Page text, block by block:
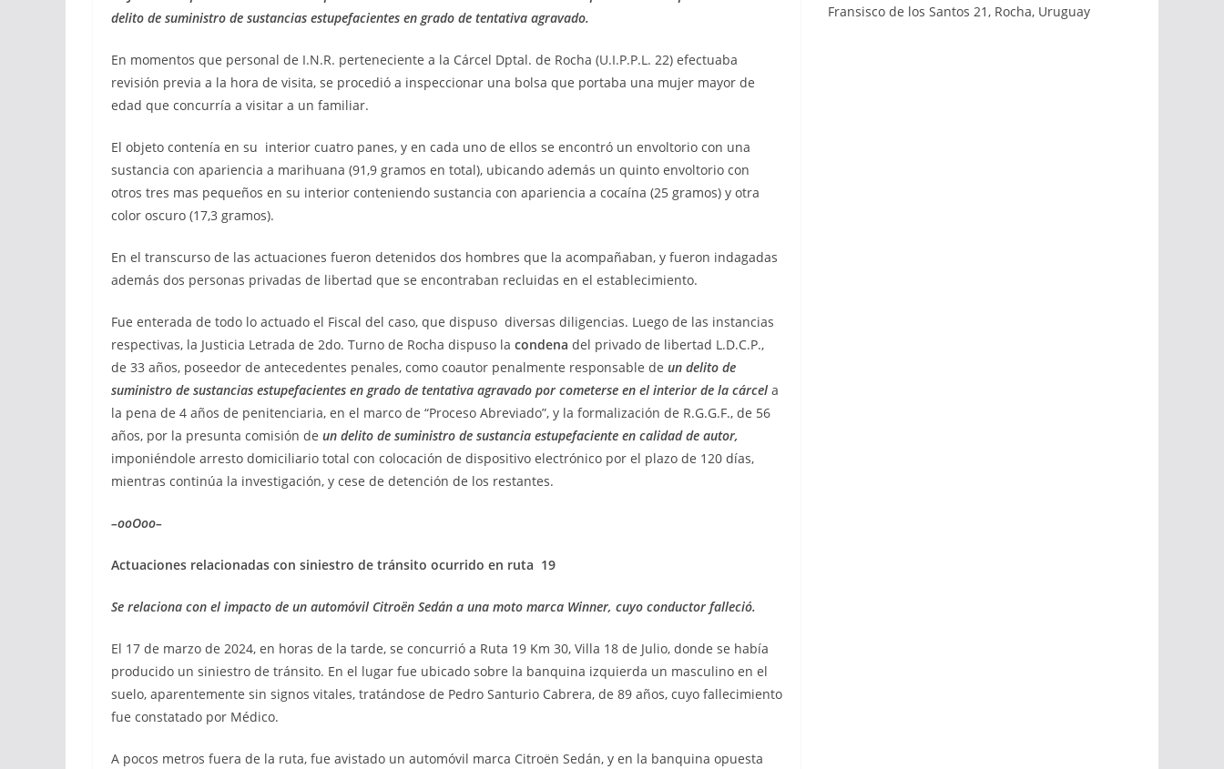
delito de suministro de sustancias estupefacientes en grado de tentativa agravado.
En momentos que personal de I.N.R. perteneciente a la Cárcel Dptal. de Rocha (U.I.P.P.L. 22) efectuaba
revisión previa a la hora de visita, se procedió a inspeccionar una bolsa que portaba una mujer mayor de
edad que concurría a visitar a un familiar.
El objeto contenía en su interior cuatro panes, y en cada uno de ellos se encontró un envoltorio con una
sustancia con apariencia a marihuana (91,9 gramos en total), ubicando además un quinto envoltorio con
otros tres mas pequeños en su interior conteniendo sustancia con apariencia a cocaína (25 gramos) y otra
color oscuro (17,3 gramos).
En el transcurso de las actuaciones fueron detenidos dos hombres que la acompañaban, y fueron indagadas
además dos personas privadas de libertad que se encontraban recluidas en el establecimiento.
Fue enterada de todo lo actuado el Fiscal del caso, que dispuso diversas diligencias. Luego de las instancias
respectivas, la Justicia Letrada de 2do. Turno de Rocha dispuso la condena del privado de libertad L.D.C.P.,
de 33 años, poseedor de antecedentes penales, como coautor penalmente responsable de un delito de
suministro de sustancias estupefacientes en grado de tentativa agravado por cometerse en el interior de la cárcel a
la pena de 4 años de penitenciaria, en el marco de “Proceso Abreviado”, y la formalización de R.G.G.F., de 56
años, por la presunta comisión de un delito de suministro de sustancia estupefaciente en calidad de autor,
imponiéndole arresto domiciliario total con colocación de dispositivo electrónico por el plazo de 120 días,
mientras continúa la investigación, y cese de detención de los restantes.
–ooOoo–
Actuaciones relacionadas con siniestro de tránsito ocurrido en ruta 19
Se relaciona con el impacto de un automóvil Citroën Sedán a una moto marca Winner, cuyo conductor falleció.
El 17 de marzo de 2024, en horas de la tarde, se concurrió a Ruta 19 Km 30, Villa 18 de Julio, donde se había
producido un siniestro de tránsito. En el lugar fue ubicado sobre la banquina izquierda un masculino en el
suelo, aparentemente sin signos vitales, tratándose de Pedro Santurio Cabrera, de 89 años, cuyo fallecimiento
fue constatado por Médico.
A pocos metros fuera de la ruta, fue avistado un automóvil marca Citroën Sedán, y en la banquina opuesta
Fransisco de los Santos 21, Rocha, Uruguay